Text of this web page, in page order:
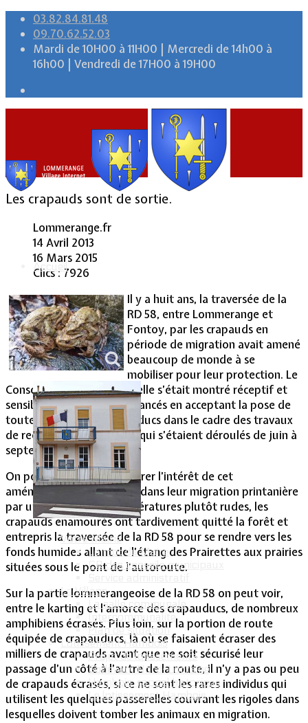
03.82.84.81.48
09.70.62.52.03
Mardi de 10H00 à 11H00 | Mercredi de 14h00 à
16h00 | Vendredi de 17H00 à 19H00
Accueil
Vie Municipale
Votre Mairie
Le mot du Maire
CR des conseils municipaux
Le Village
La salle communale
Intercommunalité
Plan de situation
Lotissement Hambois
Projet de lotissements
Sodevam Nord-Lorraine
Hambois, rappel historique
Le lotissement Hambois
Les crapauds sont de sortie.
Lommerange.fr
14 Avril 2013
16 Mars 2015
Clics : 7926
Il y a huit ans, la traversée de la
RD 58, entre Lommerange et
Fontoy, par les crapauds en
période de migration avait amené
beaucoup de monde à se
mobiliser pour leur protection. Le
Conseil Général de la Moselle s’était montré réceptif et
sensible aux arguments avancés en acceptant la pose de
toute une série de crapauducs dans le cadre des travaux
de recalibrage de la RD 58 qui s’étaient déroulés de juin à
septembre 2005.
On peut aujourd’hui mesurer l’intérêt de cet
aménagement. Contrariés dans leur migration printanière
par un temps et des températures plutôt rudes, les
crapauds enamourés ont tardivement quitté la forêt et
entrepris la traversée de la RD 58 pour se rendre vers les
fonds humides allant de l’étang des Prairettes aux prairies
situées sous le pont de l’autoroute.
Sur la partie lommerangeoise de la RD 58 on peut voir,
entre le karting et l’amorce des crapauducs, de nombreux
amphibiens écrasés. Plus loin, sur la portion de route
équipée de crapauducs, là où se faisaient écraser des
milliers de crapauds avant que ne soit sécurisé leur
passage d’un côté à l’autre de la route, il n’y a pas ou peu
de crapauds écrasés, si ce ne sont les rares individus qui
utilisent les quelques passerelles couvrant les rigoles dans
lesquelles doivent tomber les animaux en migration.